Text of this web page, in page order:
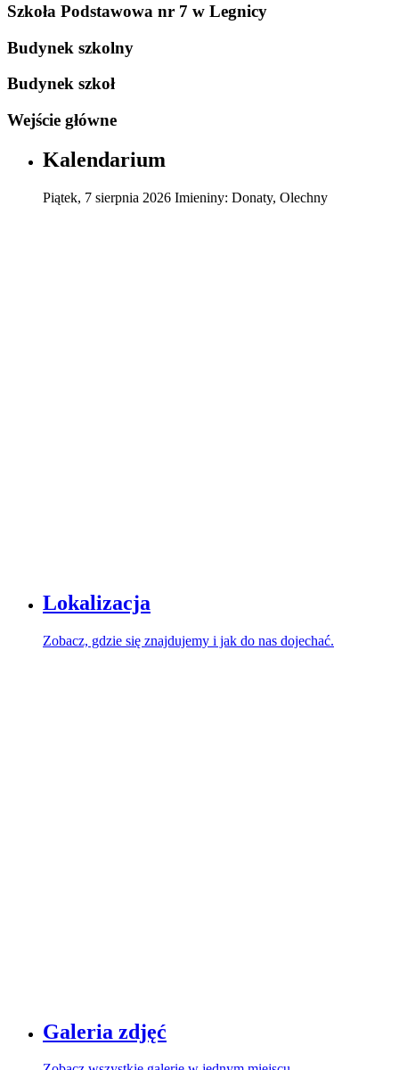
Szkoła Podstawowa nr 7 w Legnicy
Budynek szkolny
Budynek szkoł
Wejście główne
Kalendarium
Piątek, 7 sierpnia 2026 Imieniny: Donaty, Olechny
Lokalizacja
Zobacz, gdzie się znajdujemy i jak do nas dojechać.
Galeria zdjęć